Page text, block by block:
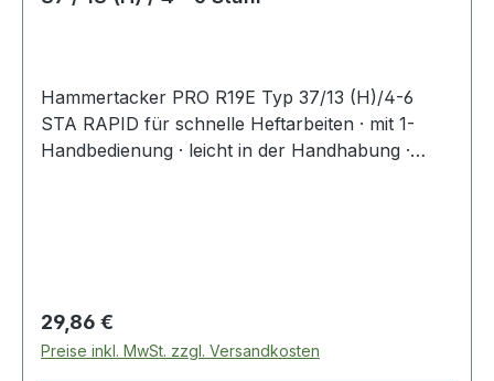
Hammertacker PRO R19E Typ 37/13 (H)/4-6
STA RAPID für schnelle Heftarbeiten · mit 1-
Handbedienung · leicht in der Handhabung ·
Regulärer Preis:
29,86 €
Preise inkl. MwSt. zzgl. Versandkosten